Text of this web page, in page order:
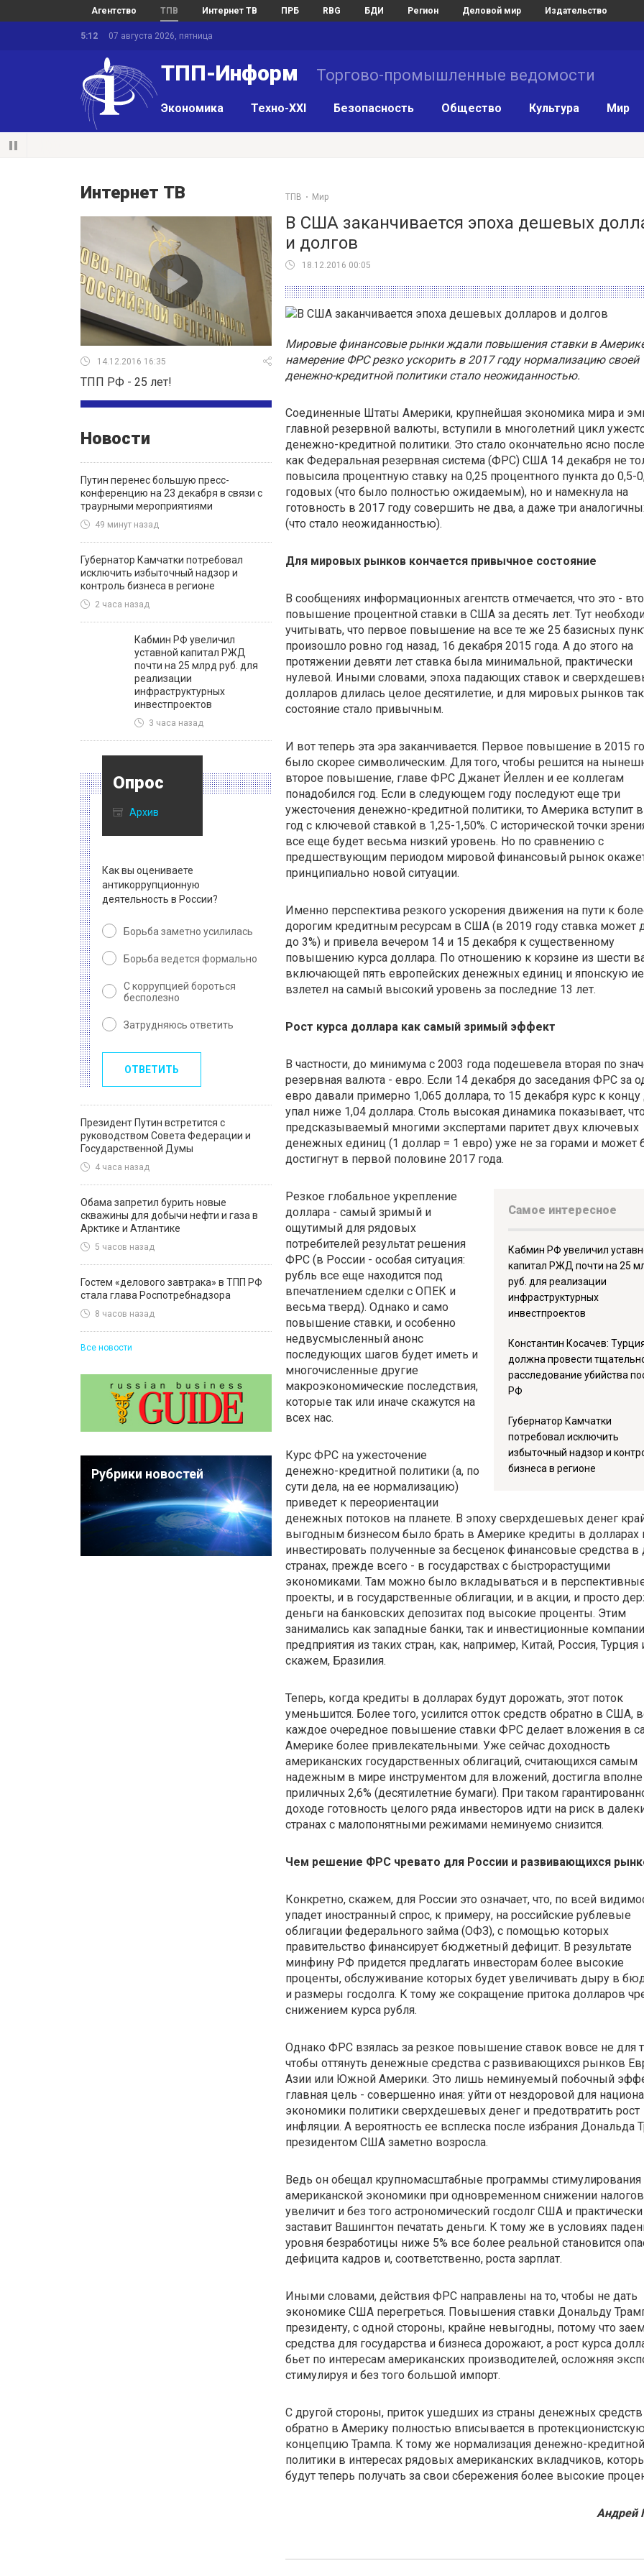
Агентство ТПВ Интернет ТВ ПРБ RBG БДИ Регион Деловой мир Издательство
5:12 07 августа 2026, пятница
ТПП-Информ Торгово-промышленные ведомости
Экономика Техно-XXI Безопасность Общество Культура Мир
Интернет ТВ
14.12.2016 16:35
ТПП РФ - 25 лет!
Новости
Путин перенес большую пресс-
конференцию на 23 декабря в связи с
траурными мероприятиями
49 минут назад
Губернатор Камчатки потребовал
исключить избыточный надзор и
контроль бизнеса в регионе
2 часа назад
Кабмин РФ увеличил
уставной капитал РЖД
почти на 25 млрд руб. для
реализации
инфраструктурных
инвестпроектов
3 часа назад
Опрос
Архив
Как вы оцениваете
антикоррупционную
деятельность в России?
Борьба заметно усилилась
Борьба ведется формально
С коррупцией бороться
бесполезно
Затрудняюсь ответить
ОТВЕТИТЬ
Президент Путин встретится с
руководством Совета Федерации и
Государственной Думы
4 часа назад
Обама запретил бурить новые
скважины для добычи нефти и газа в
Арктике и Атлантике
5 часов назад
Гостем «делового завтрака» в ТПП РФ
стала глава Роспотребнадзора
8 часов назад
Все новости
Рубрики новостей
ТПВ Мир
В США заканчивается эпоха дешевых
и долгов
18.12.2016 00:05
Мировые финансовые рынки ждали повышения ставки в
намерение ФРС резко ускорить в 2017 году нормализацию своей
денежно-кредитной политики стало неожиданностью.
Соединенные Штаты Америки, крупнейшая экономика мира и
главной резервной валюты, вступили в многолетний цикл
денежно-кредитной политики. Это стало окончательно ясно
как Федеральная резервная система (ФРС) США 14 декабря не
повысила процентную ставку на 0,25 процентного пункта до 0,5-
годовых (что было полностью ожидаемым), но и намекнула на
готовность в 2017 году совершить не два, а даже три
(что стало неожиданностью).
Для мировых рынков кончается привычное состояние
В сообщениях информационных агентств отмечается, что это -
повышение процентной ставки в США за десять лет. Тут
учитывать, что первое повышение на все те же 25 базисных
произошло ровно год назад, 16 декабря 2015 года. А до этого на
протяжении девяти лет ставка была минимальной, практически
нулевой. Иными словами, эпоха падающих ставок и
долларов длилась целое десятилетие, и для мировых рынков
состояние стало привычным.
И вот теперь эта эра заканчивается. Первое повышение в 2015
было скорее символическим. Для того, чтобы решится на
второе повышение, главе ФРС Джанет Йеллен и ее коллегам
понадобился год. Если в следующем году последуют еще три
ужесточения денежно-кредитной политики, то Америка вступит
год с ключевой ставкой в 1,25-1,50%. С исторической точки
все еще будет весьма низкий уровень. Но по сравнению с
предшествующим периодом мировой финансовый рынок
принципиально новой ситуации.
Именно перспектива резкого ускорения движения на пути к
дорогим кредитным ресурсам в США (в 2019 году ставка может
до 3%) и привела вечером 14 и 15 декабря к существенному
повышению курса доллара. По отношению к корзине из шести
включающей пять европейских денежных единиц и японскую
взлетел на самый высокий уровень за последние 13 лет.
Рост курса доллара как самый зримый эффект
В частности, до минимума с 2003 года подешевела вторая по
резервная валюта - евро. Если 14 декабря до заседания ФРС за
евро давали примерно 1,065 доллара, то 15 декабря курс к концу
упал ниже 1,04 доллара. Столь высокая динамика показывает, что
предсказываемый многими экспертами паритет двух ключевых
денежных единиц (1 доллар = 1 евро) уже не за горами и может
достигнут в первой половине 2017 года.
Самое интересное
Кабмин РФ увеличил
капитал РЖД почти на 25
руб. для реализации
инфраструктурных
инвестпроектов
Константин Косачев:
должна провести
расследование убийства
РФ
Губернатор Камчатки
потребовал исключить
избыточный надзор и
бизнеса в регионе
Резкое глобальное укрепление
доллара - самый зримый и
ощутимый для рядовых
потребителей результат решения
ФРС (в России - особая ситуация:
рубль все еще находится под
впечатлением сделки с ОПЕК и
весьма тверд). Однако и само
повышение ставки, и особенно
недвусмысленный анонс
последующих шагов будет иметь и
многочисленные другие
макроэкономические последствия,
которые так или иначе скажутся на
всех нас.
Курс ФРС на ужесточение
денежно-кредитной политики (а, по
сути дела, на ее нормализацию)
приведет к переориентации
денежных потоков на планете. В эпоху сверхдешевых денег
выгодным бизнесом было брать в Америке кредиты в долларах
инвестировать полученные за бесценок финансовые средства в
странах, прежде всего - в государствах с быстрорастущими
экономиками. Там можно было вкладываться и в
проекты, и в государственные облигации, и в акции, и просто
деньги на банковских депозитах под высокие проценты. Этим
занимались как западные банки, так и инвестиционные
предприятия из таких стран, как, например, Китай, Россия, Турция
скажем, Бразилия.
Теперь, когда кредиты в долларах будут дорожать, этот поток
уменьшится. Более того, усилится отток средств обратно в США,
каждое очередное повышение ставки ФРС делает вложения в
Америке более привлекательными. Уже сейчас доходность
американских государственных облигаций, считающихся самым
надежным в мире инструментом для вложений, достигла вполне
приличных 2,6% (десятилетние бумаги). При таком
доходе готовность целого ряда инвесторов идти на риск в
странах с малопонятными режимами неминуемо снизится.
Чем решение ФРС чревато для России и развивающихся
Конкретно, скажем, для России это означает, что, по всей
упадет иностранный спрос, к примеру, на российские рублевые
облигации федерального займа (ОФЗ), с помощью которых
правительство финансирует бюджетный дефицит. В результате
минфину РФ придется предлагать инвесторам более высокие
проценты, обслуживание которых будет увеличивать дыру в
и размеры госдолга. К тому же сокращение притока долларов
снижением курса рубля.
Однако ФРС взялась за резкое повышение ставок вовсе не для
чтобы оттянуть денежные средства с развивающихся рынков
Азии или Южной Америки. Это лишь неминуемый побочный
главная цель - совершенно иная: уйти от нездоровой для
экономики политики сверхдешевых денег и предотвратить рост
инфляции. А вероятность ее всплеска после избрания Дональда
президентом США заметно возросла.
Ведь он обещал крупномасштабные программы стимулирования
американской экономики при одновременном снижении
увеличит и без того астрономический госдолг США и практически
заставит Вашингтон печатать деньги. К тому же в условиях
уровня безработицы ниже 5% все более реальной становится
дефицита кадров и, соответственно, роста зарплат.
Иными словами, действия ФРС направлены на то, чтобы не дать
экономике США перегреться. Повышения ставки Дональду
президенту, с одной стороны, крайне невыгодны, потому что
средства для государства и бизнеса дорожают, а рост курса
бьет по интересам американских производителей, осложняя
стимулируя и без того большой импорт.
С другой стороны, приток ушедших из страны денежных средств
обратно в Америку полностью вписывается в протекционистскую
концепцию Трампа. К тому же нормализация денежно-кредитной
политики в интересах рядовых американских вкладчиков,
будут теперь получать за свои сбережения более высокие
Андрей